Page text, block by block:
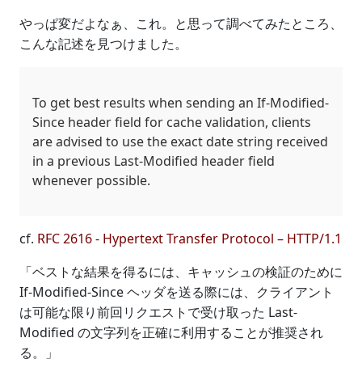
やっぱ変だよなぁ、これ。と思って調べてみたところ、
こんな記述を見つけました。
To get best results when sending an If-Modified-
Since header field for cache validation, clients
are advised to use the exact date string received
in a previous Last-Modified header field
whenever possible.
cf. RFC 2616 - Hypertext Transfer Protocol – HTTP/1.1
「ベストな結果を得るには、キャッシュの検証のために
If-Modified-Since ヘッダを送る際には、クライアント
は可能な限り前回リクエストで受け取った Last-
Modified の文字列を正確に利用することが推奨され
る。」